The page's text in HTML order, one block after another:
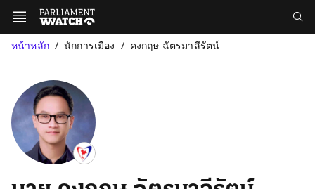
หน้าหลัก นักการเมือง คงกฤษ ฉัตรมาลีรัตน์